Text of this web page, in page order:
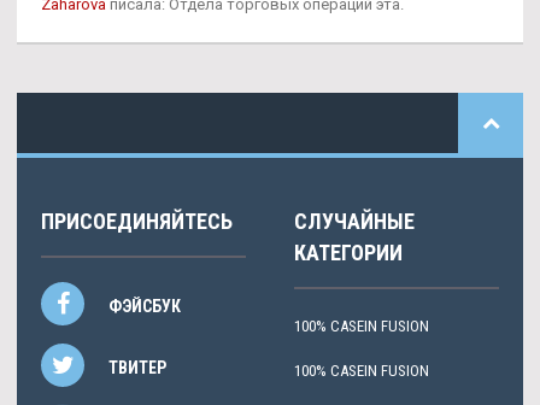
Zaharova писала: Отдела торговых операций эта.
ПРИСОЕДИНЯЙТЕСЬ
ФЭЙСБУК
ТВИТЕР
СЛУЧАЙНЫЕ
КАТЕГОРИИ
100% CASEIN FUSION
100% CASEIN FUSION